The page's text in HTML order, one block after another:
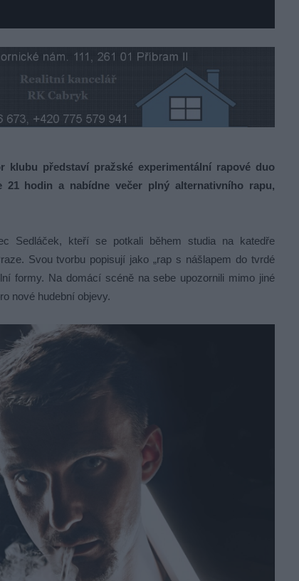
klubu představí pražské experimentální rapové duo
21 hodin a nabídne večer plný alternativního rapu,
Sedláček, kteří se potkali během studia na katedře
Svou tvorbu popisují jako „rap s nášlapem do tvrdé
formy. Na domácí scéně na sebe upozornili mimo jiné
nové hudební objevy.